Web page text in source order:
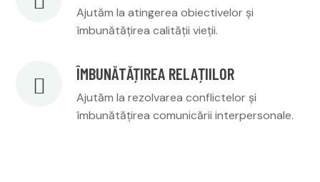
Ajutăm la atingerea obiectivelor și
îmbunătățirea calității vieții.
ÎMBUNĂTĂȚIREA RELAȚIILOR
Ajutăm la rezolvarea conflictelor și
îmbunătățirea comunicării interpersonale.